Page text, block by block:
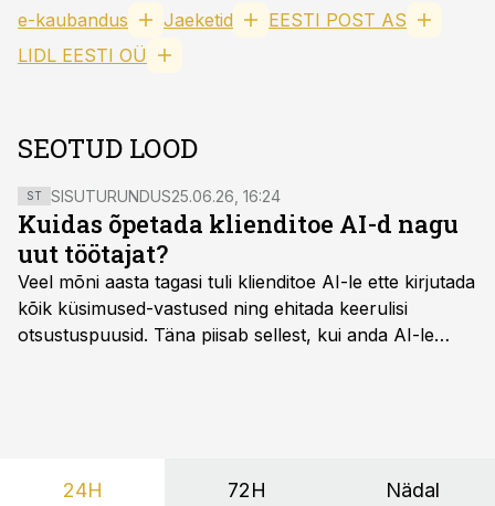
e-kaubandus Jaeketid
EESTI POST AS
LIDL EESTI OÜ
SEOTUD LOOD
ST SISUTURUNDUS25.06.26, 16:24
Kuidas õpetada klienditoe AI-d nagu
uut töötajat?
Veel mõni aasta tagasi tuli klienditoe AI-le ette kirjutada
kõik küsimused-vastused ning ehitada keerulisi
otsustuspuusid. Täna piisab sellest, kui anda AI-le
24H 72H Nädal